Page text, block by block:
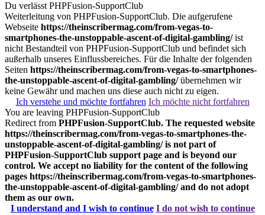
Du verlässt PHPFusion-SupportClub
Weiterleitung von PHPFusion-SupportClub. Die aufgerufene
Webseite https://theinscribermag.com/from-vegas-to-
smartphones-the-unstoppable-ascent-of-digital-gambling/ist
nicht Bestandteil von PHPFusion-SupportClub und befindet sich
außerhalb unseres Einflussbereiches. Für die Inhalte der folgenden
Seiten https://theinscribermag.com/from-vegas-to-smartphones-
the-unstoppable-ascent-of-digital-gambling/übernehmen wir
keine Gewähr und machen uns diese auch nicht zu eigen.
Ich verstehe und möchte fortfahren Ich möchte nicht fortfahren
You are leaving PHPFusion-SupportClub
Redirect from PHPFusion-SupportClub. The requested website
https://theinscribermag.com/from-vegas-to-smartphones-the-
unstoppable-ascent-of-digital-gambling/is not part of
PHPFusion-SupportClub support page and is beyond our
control. We accept no liability for the content of the following
pages https://theinscribermag.com/from-vegas-to-smartphones-
the-unstoppable-ascent-of-digital-gambling/and do not adopt
them as our own.
I understand and I wish to continue I do not wish to continue